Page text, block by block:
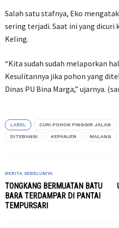
Salah satu stafnya, Eko
sering terjadi. Saat ini yang dicuri
Keling.
“Kita sudah sudah melaporkan
Kesulitannya jika pohon yang
Dinas PU Bina Marga,” ujarnya.
LABEL CURI POHON PINGGIR JALAN
DITEBANGI KEPANJEN MALANG
BERITA SEBELUMYA
TONGKANG BERMUATAN BATU
BARA TERDAMPAR DI PANTAI
TEMPURSARI